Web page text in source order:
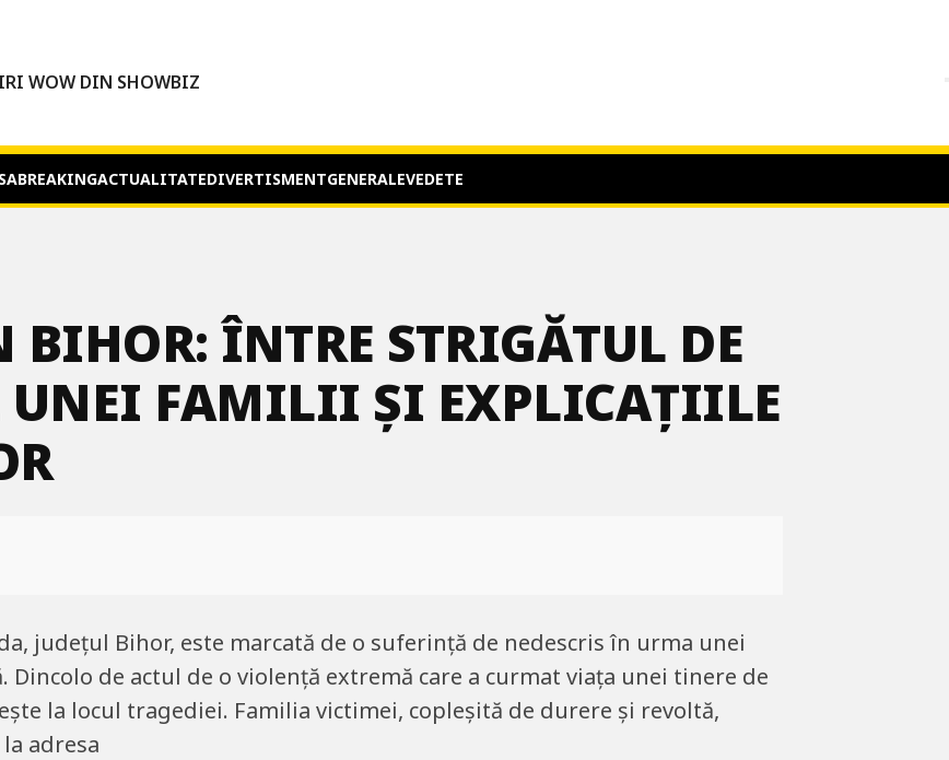
WOW DIN SHOWBIZ
BREAKINGACTUALITATEDIVERTISMENTGENERALEVEDETE
ÎNTRE STRIGĂTUL DE
UNEI FAMILII ȘI EXPLICAȚIILE
județul Bihor, este marcată de o suferință de nedescris în urma unei
de actul de o violență extremă care a curmat viața unei tinere de
la locul tragediei. Familia victimei, copleșită de durere și revoltă,
adresa